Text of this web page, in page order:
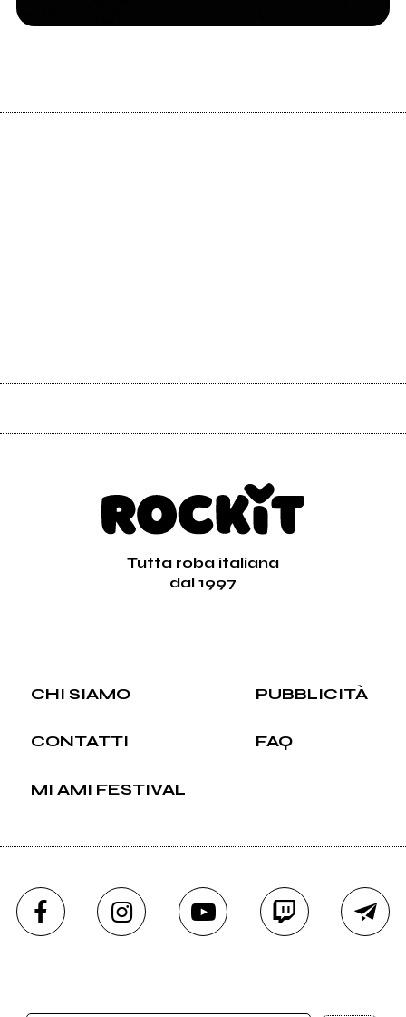
Tutta roba italiana
dal 1997
CHI SIAMO PUBBLICITÀ
CONTATTI FAQ
MI AMI FESTIVAL